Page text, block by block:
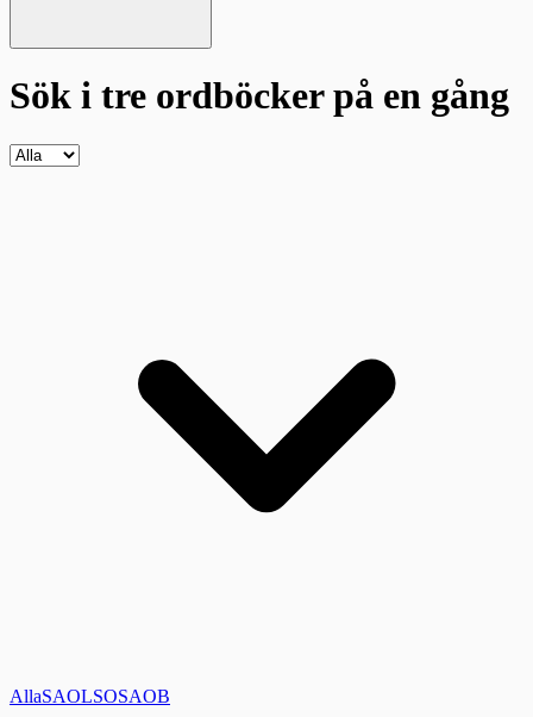
Sök i tre ordböckerpå en gång
AllaSAOLSOSAOB